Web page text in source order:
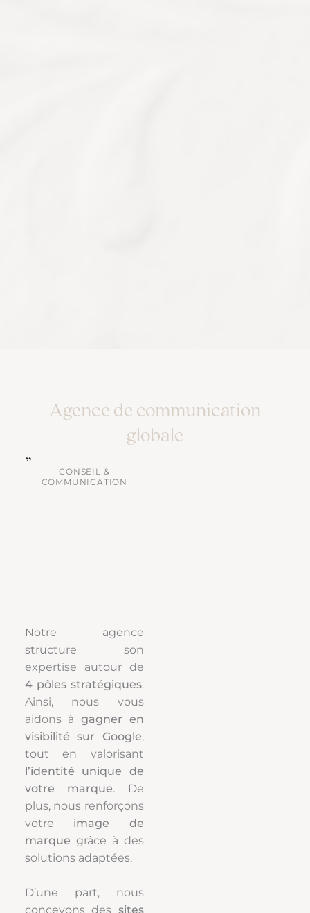
Agence de communication
globale
CONSEIL &
COMMUNICATION
Notre agence
structure son
expertise autour de
4 pôles stratégiques.
Ainsi, nous vous
aidons àgagner en
visibilité sur Google,
tout en valorisant
l’identité unique de
votre marque. De
plus, nous renforçons
votre image de
marque grâce à des
solutions adaptées.
D’une part, nous
concevons des sites